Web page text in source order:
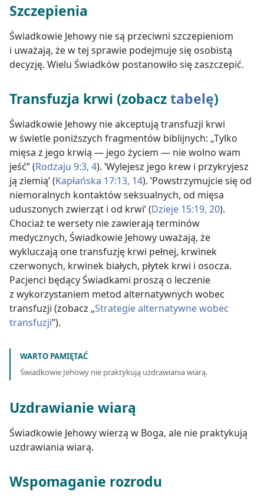
Szczepienia
Świadkowie Jehowy nie są przeciwni szczepieniom
i uważają, że w tej sprawie podejmuje się osobistą
decyzję. Wielu Świadków postanowiło się zaszczepić.
Transfuzja krwi (zobacztabelę)
Świadkowie Jehowy nie akceptują transfuzji krwi
w świetle poniższych fragmentów biblijnych: „Tylko
mięsa z jego krwią — jego życiem — nie wolno wam
jeść” (Rodzaju 9:3, 4). ‛Wylejesz jego krew i przykryjesz
ją ziemią’ (Kapłańska 17:13, 14). ‛Powstrzymujcie się od
niemoralnych kontaktów seksualnych, od mięsa
uduszonych zwierząt i od krwi’ (Dzieje 15:19, 20).
Chociaż te wersety nie zawierają terminów
medycznych, Świadkowie Jehowy uważają, że
wykluczają one transfuzję krwi pełnej, krwinek
czerwonych, krwinek białych, płytek krwi i osocza.
Pacjenci będący Świadkami proszą o leczenie
z wykorzystaniem metod alternatywnych wobec
transfuzji (zobacz „Strategie alternatywne wobec
transfuzji”).
WARTO PAMIĘTAĆ
Świadkowie Jehowy nie praktykują uzdrawiania wiarą.
Uzdrawianie wiarą
Świadkowie Jehowy wierzą w Boga, ale nie praktykują
uzdrawiania wiarą.
Wspomaganie rozrodu